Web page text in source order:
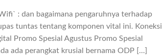
: dan bagaimana pengaruhnya terhadap
tuntas tentang komponen vital ini. Koneksi
Promo Spesial Agustus Promo Spesial
ada perangkat krusial bernama ODP […]